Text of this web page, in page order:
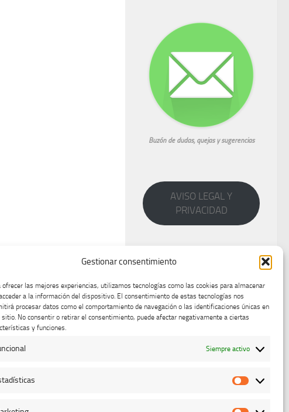
Gestionar consentimiento
ofrecer las mejores experiencias, utilizamos tecnologías como las cookies para almacenar
a la información del dispositivo. El consentimiento de estas tecnologías nos
procesar datos como el comportamiento de navegación o las identificaciones únicas en
sitio. No consentir o retirar el consentimiento, puede afectar negativamente a ciertas
y funciones.
Siempre activo
Buzón de dudas, quejas y sugerencias
AVISO LEGAL Y
PRIVACIDAD